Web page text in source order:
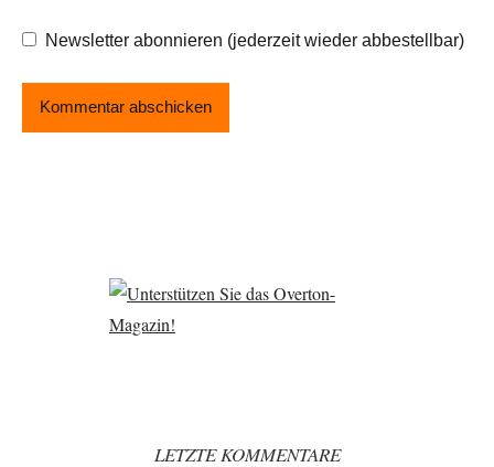
Newsletter abonnieren (jederzeit wieder abbestellbar)
LETZTE KOMMENTARE